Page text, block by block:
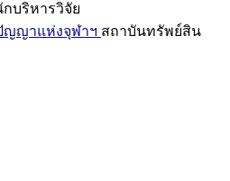
กบริหารวิจัย
ญญาแห่งจุฬาฯ สถาบันทรัพย์สิน